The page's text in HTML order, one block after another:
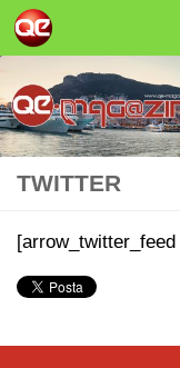
Salta al contenuto
TWITTER
[arrow_twitter_feed